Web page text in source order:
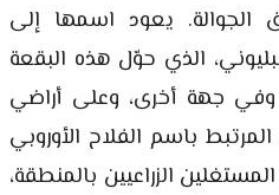
الجوالة. يعود اسمها إلى
الذي حوّل هذه البقعة
وفي جهة أخرى، وعلى أراضي
باسم الفلاح الأوروبي
الزراعيين بالمنطقة،